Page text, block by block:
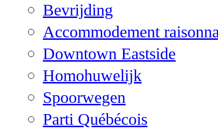
Bevrijding
Accommodement
Downtown Eastside
Homohuwelijk
Spoorwegen
Parti Québécois